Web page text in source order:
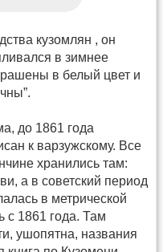
кузомлян , он
в зимнее
в белый цвет и
до 1861 года
к варзужскому. Все
хранились там:
а в советский период
в метрической
с 1861 года. Там
ушопятна, названия